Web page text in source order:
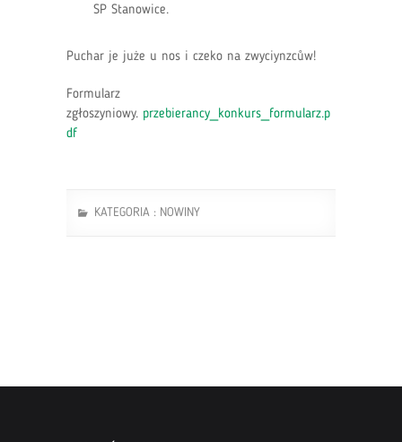
SP Stanowice.
Puchar je juże u nos i czeko na zwyciynzcůw!
Formularz
zgłoszyniowy. przebierancy_konkurs_formularz.p
df
KATEGORIA : NOWINY